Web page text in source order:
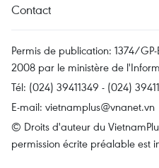
Contact
Permis de publication: 1374/
2008 par le ministère de
Tél: (024) 39411349 - (024)
E-mail: vietnamplus@vnanet.vn
© Droits d'auteur du
permission écrite préalable est